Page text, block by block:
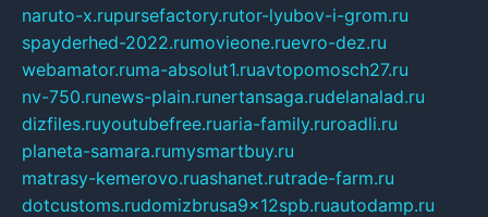
naruto-x.rupursefactory.rutor-lyubov-i-grom.ru
spayderhed-2022.rumovieone.ruevro-dez.ru
webamator.ruma-absolut1.ruavtopomosch27.ru
nv-750.runews-plain.runertansaga.rudelanalad.ru
dizfiles.ruyoutubefree.ruaria-family.ruroadli.ru
planeta-samara.rumysmartbuy.ru
matrasy-kemerovo.ruashanet.rutrade-farm.ru
dotcustoms.rudomizbrusa9x12spb.ruautodamp.ru